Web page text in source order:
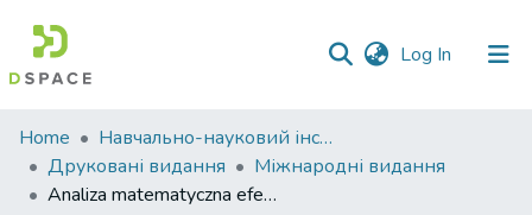
Log In (current)
Communities
&
Collections
Home
Навчально-науковий інститут економіки, управління, права та інформаційних технологій
Друковані видання
Міжнародні видання
Analiza matematyczna efektywności procesów uzyskania biogazu z odpadów rolniczych